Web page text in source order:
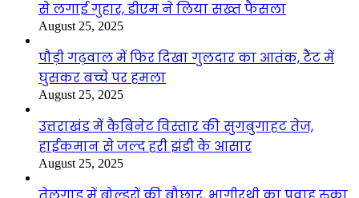
से लगाई गुहार, डीएम ने लिया सख्त फैसला
August 25, 2025
पौड़ी गढ़वाल में फिर दिखा गुलदार का आतंक, टैंट में
घुसकर बच्चे पर हमला
August 25, 2025
उत्तराखंड में कैबिनेट विस्तार की सुगबुगाहट तेज,
हाईकमान से जल्द हरी झंडी के आसार
August 25, 2025